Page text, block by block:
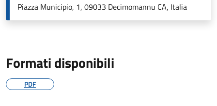
Piazza Municipio, 1, 09033 Decimomannu CA, Italia
Formati disponibili
PDF